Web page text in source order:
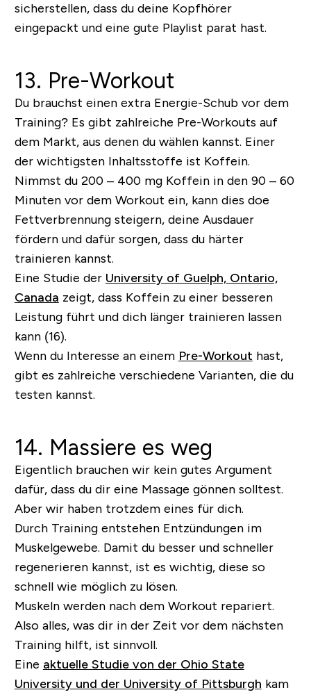
sicherstellen, dass du deine Kopfhörer
eingepackt und eine gute Playlist parat hast.
13. Pre-Workout
Du brauchst einen extra Energie-Schub vor dem
Training? Es gibt zahlreiche Pre-Workouts auf
dem Markt, aus denen du wählen kannst. Einer
der wichtigsten Inhaltsstoffe ist Koffein.
Nimmst du 200 – 400 mg Koffein in den 90 – 60
Minuten vor dem Workout ein, kann dies doe
Fettverbrennung steigern, deine Ausdauer
fördern und dafür sorgen, dass du härter
trainieren kannst.
Eine Studie der University of Guelph, Ontario,
Canada zeigt, dass Koffein zu einer besseren
Leistung führt und dich länger trainieren lassen
kann (16).
Wenn du Interesse an einem Pre-Workout hast,
gibt es zahlreiche verschiedene Varianten, die du
testen kannst.
14. Massiere es weg
Eigentlich brauchen wir kein gutes Argument
dafür, dass du dir eine Massage gönnen solltest.
Aber wir haben trotzdem eines für dich.
Durch Training entstehen Entzündungen im
Muskelgewebe. Damit du besser und schneller
regenerieren kannst, ist es wichtig, diese so
schnell wie möglich zu lösen.
Muskeln werden nach dem Workout repariert.
Also alles, was dir in der Zeit vor dem nächsten
Training hilft, ist sinnvoll.
Eine aktuelle Studie von der Ohio State
University und der University of Pittsburgh kam